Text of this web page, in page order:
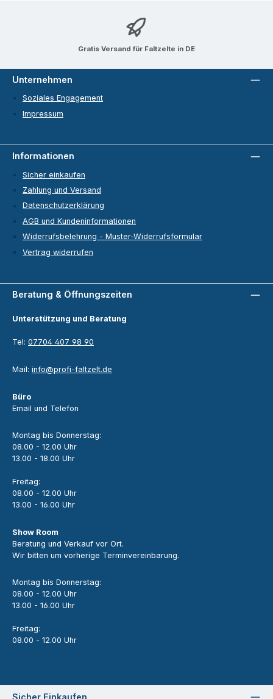
Gratis Versand für Faltzelte in DE
Beratung & Öffnungszeiten
Unterstützung und Beratung
Tel: 07704 407 98 90
Mail: info@profi-faltzelt.de
Büro
Email und Telefon
Montag bis Donnerstag:
08.00 - 12.00 Uhr
13.00 - 18.00 Uhr
Freitag:
08.00 - 12.00 Uhr
13.00 - 16.00 Uhr
Show Room
Beratung und Verkauf vor Ort.
Wir bitten um vorherige Terminvereinbarung.
Montag bis Donnerstag:
08.00 - 12.00 Uhr
13.00 - 16.00 Uhr
Freitag:
08.00 - 12.00 Uhr
Unternehmen
Soziales Engagement
Impressum
Informationen
Sicher einkaufen
Zahlung und Versand
Datenschutzerklärung
AGB und Kundeninformationen
Widerrufsbelehrung - Muster-Widerrufsformular
Vertrag widerrufen
Sicher Einkaufen